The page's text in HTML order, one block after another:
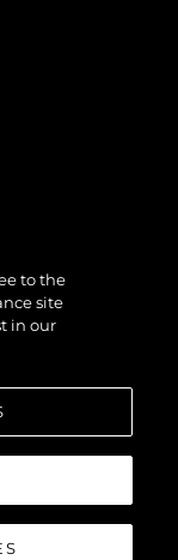
to the
site
in our